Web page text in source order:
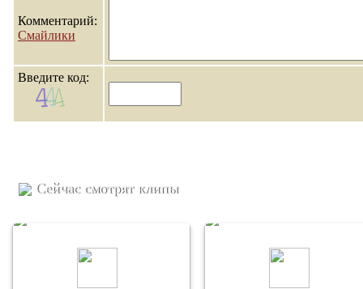
Комментарий:
Смайлики
Введите код:
Сейчас смотрят клипы